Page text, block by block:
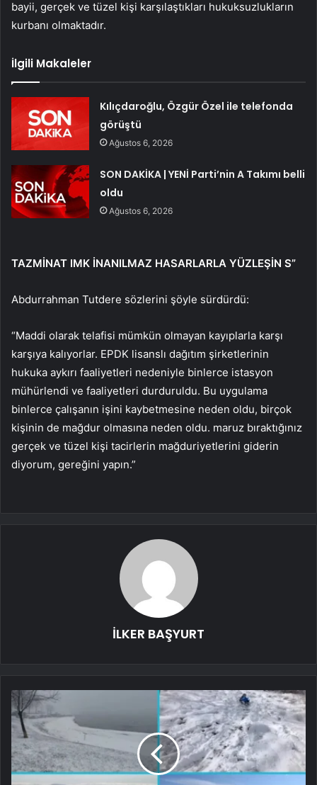
bayii, gerçek ve tüzel kişi karşılaştıkları hukuksuzlukların
kurbanı olmaktadır.
İlgili Makaleler
Kılıçdaroğlu, Özgür Özel ile telefonda
görüştü
Ağustos 6, 2026
SON DAKİKA | YENİ Parti’nin A Takımı belli
oldu
Ağustos 6, 2026
TAZMİNAT IMK İNANILMAZ HASARLARLA YÜZLEŞİN S”
Abdurrahman Tutdere sözlerini şöyle sürdürdü:
“Maddi olarak telafisi mümkün olmayan kayıplarla karşı
karşıya kalıyorlar. EPDK lisanslı dağıtım şirketlerinin
hukuka aykırı faaliyetleri nedeniyle binlerce istasyon
mühürlendi ve faaliyetleri durduruldu. Bu uygulama
binlerce çalışanın işini kaybetmesine neden oldu, birçok
kişinin de mağdur olmasına neden oldu. maruz bıraktığınız
gerçek ve tüzel kişi tacirlerin mağduriyetlerini giderin
diyorum, gereğini yapın.”
İLKER BAŞYURT